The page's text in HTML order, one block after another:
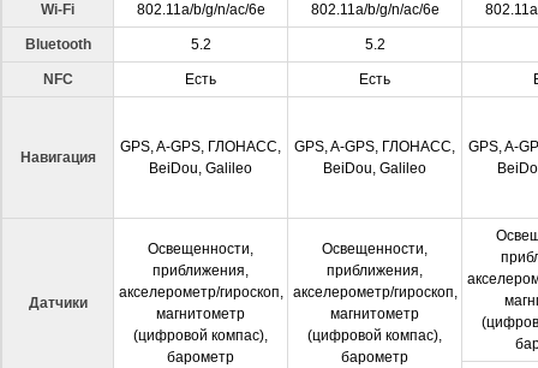
Wi-Fi 802.11a/b/g/n/ac/6e 802.11a/b/g/n/ac/6e
Bluetooth 5.2 5.2
NFC Есть Есть
Навигация
GPS, A-GPS, ГЛОНАСС,
BeiDou, Galileo
GPS, A-GPS, ГЛОНАСС,
BeiDou, Galileo
GPS, A-
Датчики
Освещенности,
приближения,
акселерометр/гироскоп,
магнитометр
(цифровой компас),
барометр
Освещенности,
приближения,
акселерометр/гироскоп,
магнитометр
(цифровой компас),
барометр